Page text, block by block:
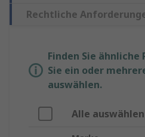
Rechtliche
Finden Sie
Sie ein oder
auswählen.
Alle auswählen